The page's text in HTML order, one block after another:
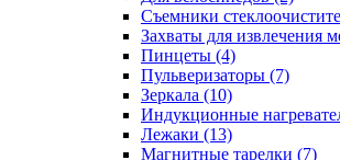
Съемники
Захваты для извлечения
Пинцеты (4)
Пульверизаторы (7)
Зеркала (10)
Индукционные
Лежаки (13)
Магнитные тарелки (7)